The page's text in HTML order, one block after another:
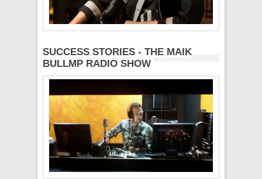
SUCCESS STORIES - THE MAIK
BULLMP RADIO SHOW